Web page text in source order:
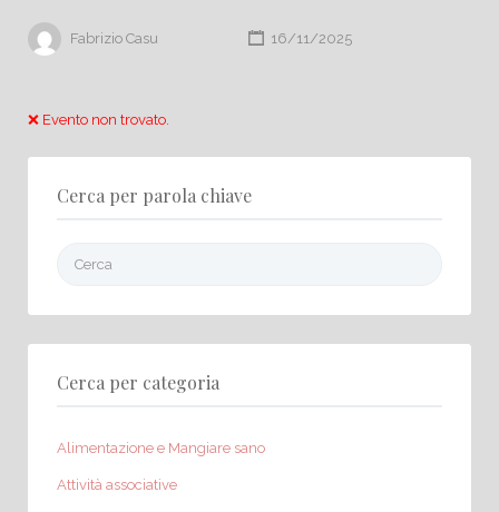
Fabrizio Casu 16/11/2025
❌ Evento non trovato.
Cerca per parola chiave
Cerca per categoria
Alimentazione e Mangiare sano
Attività associative